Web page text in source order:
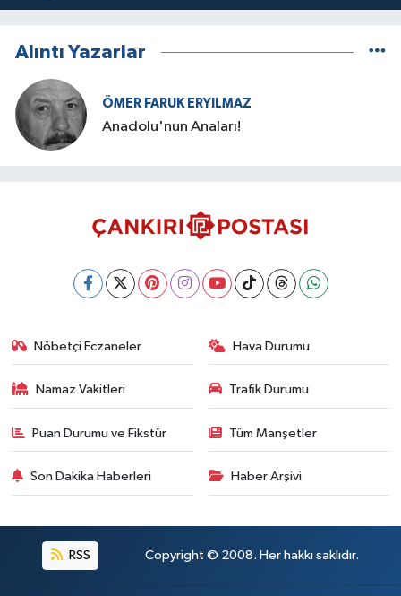
Alıntı Yazarlar
ÖMER FARUK ERYILMAZ
Anadolu'nun Anaları!
Nöbetçi Eczaneler Hava Durumu
Namaz Vakitleri Trafik Durumu
Puan Durumu ve Fikstür Tüm Manşetler
Son Dakika Haberleri Haber Arşivi
RSS Copyright © 2008. Her hakkı saklıdır.